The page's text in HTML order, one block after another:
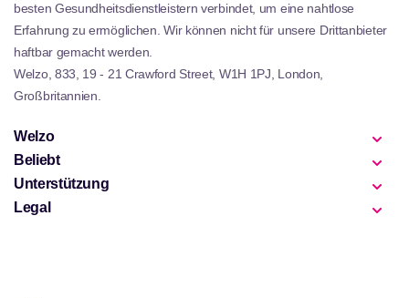
besten Gesundheitsdienstleistern verbindet, um eine nahtlose
Erfahrung zu ermöglichen. Wir können nicht für unsere Drittanbieter
haftbar gemacht werden.
Welzo, 833, 19 - 21 Crawford Street, W1H 1PJ, London,
Großbritannien.
Welzo
Beliebt
Unterstützung
Legal